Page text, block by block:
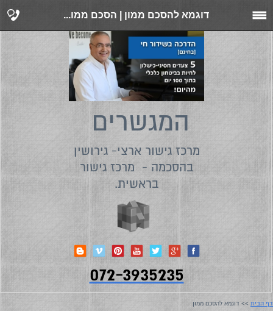
דוגמא להסכם ממון | הסכם ממו...
המגשרים
מרכז גישור ארצי- גירושין
בהסכמה - מרכז גישור
בראשית.
072-3935235
דף הבית >> דוגמא להסכם ממון